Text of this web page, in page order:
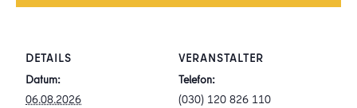
DETAILS
Datum:
06.08.2026
VERANSTALTER
Telefon:
(030) 120 826 110